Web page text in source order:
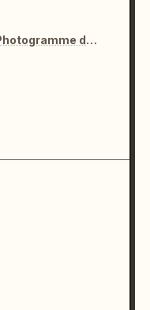
Image cinématographique / Photogramme de film